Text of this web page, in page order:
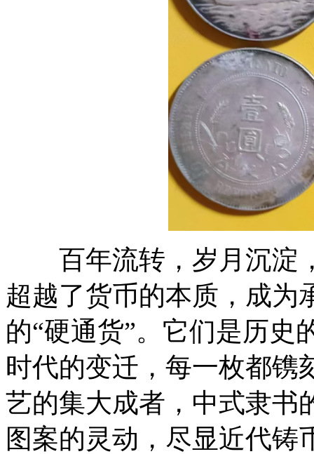
百年流转，岁月沉淀
超越了货币的本质，成为
的“硬通货”。它们是历史
时代的变迁，每一枚都镌
艺的集大成者，中式隶书
图案的灵动，尽显近代铸